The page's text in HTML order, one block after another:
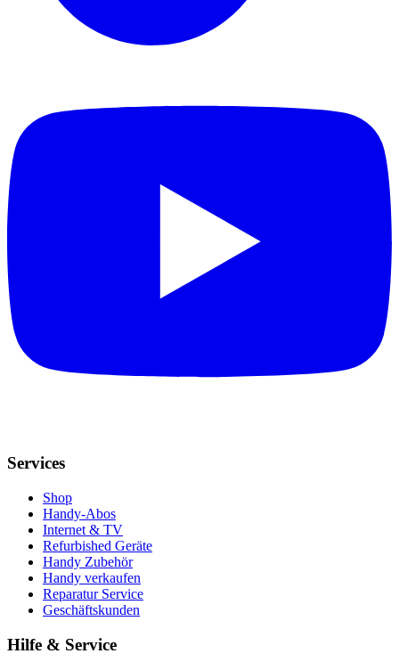
Services
Shop
Handy-Abos
Internet & TV
Refurbished Geräte
Handy Zubehör
Handy verkaufen
Reparatur Service
Geschäftskunden
Hilfe & Service